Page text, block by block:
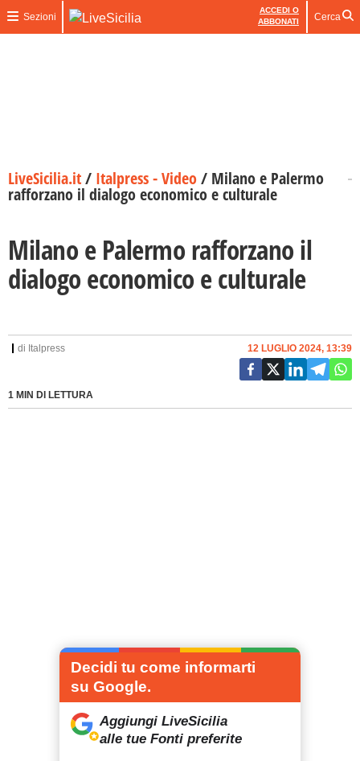
Sezioni
ACCEDI O
ABBONATI
Cerca
LiveSicilia.it/ Italpress - Video/ Milano e Palermo
rafforzano il dialogo economico e culturale
Milano e Palermo rafforzano il
dialogo economico e culturale
di Italpress
1 MIN DI LETTURA
12 LUGLIO 2024, 13:39
Decidi tu come informarti
su Google.
Aggiungi LiveSicilia
alle tue Fonti preferite